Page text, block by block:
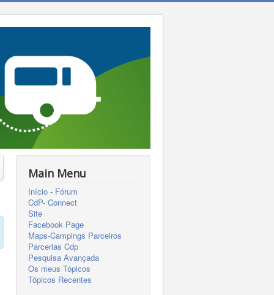
Main Menu
Início - Fórum
CdP- Connect
Site
Facebook Page
Maps-Campings Parceiros
Parcerias Cdp
Pesquisa Avançada
Os meus Tópicos
Tópicos Recentes